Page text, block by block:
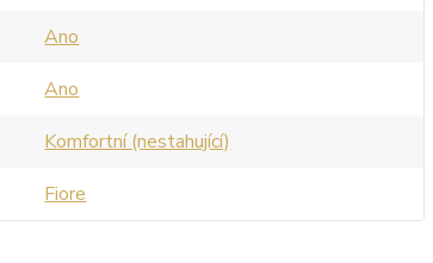
Ano
Ano
Komfortní (nestahující)
Fiore